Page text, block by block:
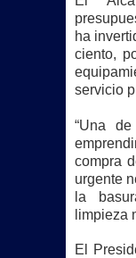
ha
ciento,
servicio
“Una
compra
urgente
la
limpieza
El